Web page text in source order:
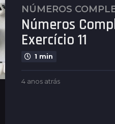
4
a
n
o
s
t
NÚMEROS
Números
Exercício 11
1 min
b
4 anos atrás